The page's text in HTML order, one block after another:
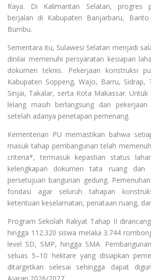
Raya. Di Kalimantan Selatan, progres
berjalan di Kabupaten Banjarbaru,
Bumbu.
Sementara itu, Sulawesi Selatan menjadi
dinilai memenuhi persyaratan kesiapan
dokumen teknis. Pekerjaan konstruksi
Kabupaten Soppeng, Wajo, Barru, Sidrap,
Sinjai, Takalar, serta Kota Makassar.
lelang masih berlangsung dan
setelah adanya penetapan pemenang.
Kementerian PU memastikan bahwa
masuk tahap pembangunan telah
criteria*, termasuk kepastian status
kelengkapan dokumen tata ruang dan
persetujuan bangunan gedung.
fondasi agar seluruh tahapan
ketentuan keselamatan, penataan ruang,
Program Sekolah Rakyat Tahap II
hingga 112.320 siswa melalui 3.744
level SD, SMP, hingga SMA.
seluas 5–10 hektare yang disiapkan
ditargetkan selesai sehingga dapat